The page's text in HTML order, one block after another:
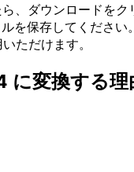
、ダウンロードをク
を保存してください
ただけます。
に変換する理